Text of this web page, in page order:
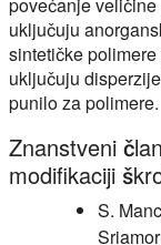
uključuju
sintetičke
uključuju
punilo za polimere.
Znanstveni
modifikaciji
S.